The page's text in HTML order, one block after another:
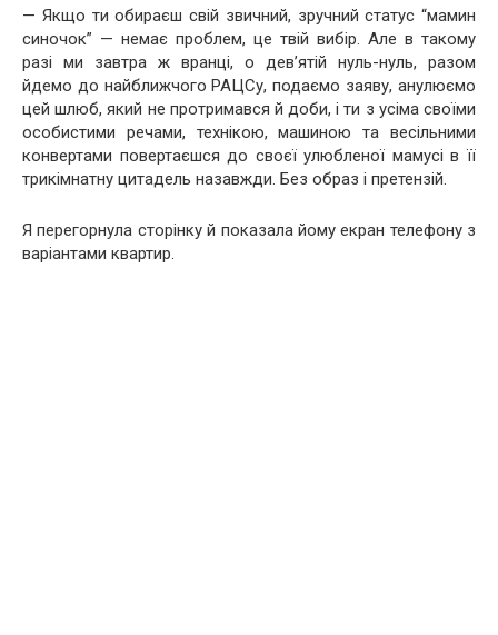
— Якщо ти обираєш свій звичний, зручний статус “мамин
синочок” — немає проблем, це твій вибір. Але в такому
разі ми завтра ж вранці, о дев’ятій нуль-нуль, разом
йдемо до найближчого РАЦСу, подаємо заяву, анулюємо
цей шлюб, який не протримався й доби, і ти з усіма своїми
особистими речами, технікою, машиною та весільними
конвертами повертаєшся до своєї улюбленої мамусі в її
трикімнатну цитадель назавжди. Без образ і претензій.
Я перегорнула сторінку й показала йому екран телефону з
варіантами квартир.